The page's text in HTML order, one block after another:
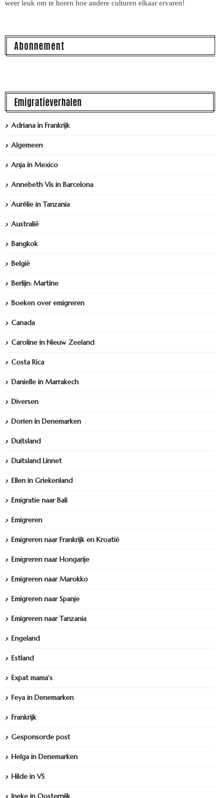
weer leuk om te horen hoe andere culturen elkaar ervaren!
Abonnement
Emigratieverhalen
Adriana in Frankrijk
Algemeen
Anja in Mexico
Annebeth Vis in Barcelona
Aurélie in Tanzania
Australië
Bangkok
België
Berlijn: Martine
Boeken over emigreren
Canada
Caroline in Nieuw Zeeland
Costa Rica
Danielle in Marrakech
Diversen
Dorien in Denemarken
Duitsland
Duitsland Linnet
Ellen in Griekenland
Emigratie naar Bali
Emigreren
Emigreren naar Frankrijk en Kroatië
Emigreren naar Hongarije
Emigreren naar Marokko
Emigreren naar Spanje
Emigreren naar Tanzania
Engeland
Estland
Expat mama's
Feya in Denemarken
Frankrijk
Gesponsorde post
Helga in Denemarken
Hilde in VS